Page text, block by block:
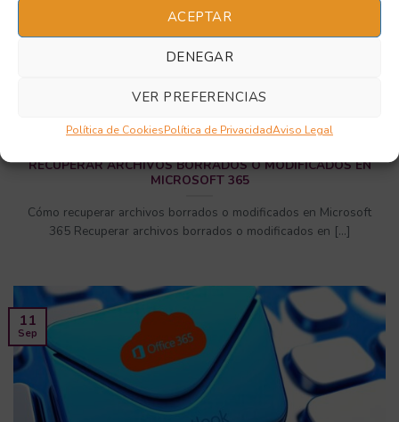
ACEPTAR
DENEGAR
VER PREFERENCIAS
Política de CookiesPolítica de PrivacidadAviso Legal
RECUPERAR ARCHIVOS BORRADOS O MODIFICADOS EN
MICROSOFT 365
Cómo recuperar archivos borrados o modificados en Microsoft
365 Recuperar archivos borrados o modificados en [...]
11
Sep